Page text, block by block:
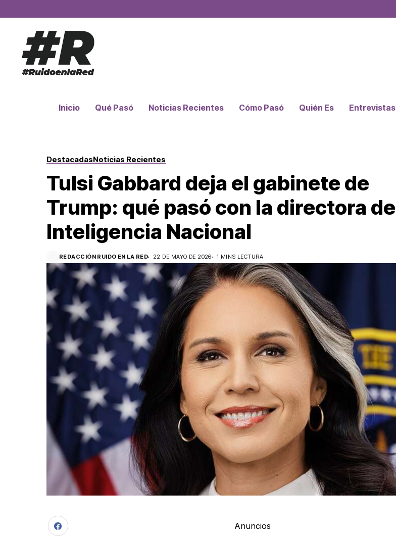
Inicio Qué Pasó Noticias Recientes Cómo Pasó Quién Es Entrevistas
DestacadasNoticias Recientes
Tulsi Gabbard deja el gabinete de
Trump: qué pasó con la directora de
Inteligencia Nacional
REDACCIÓN RUIDO EN LA RED 22 DE MAYO DE 2026 1 MINS LECTURA
Anuncios